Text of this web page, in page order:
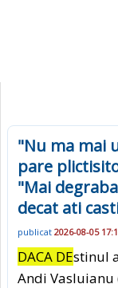
"Nu ma mai
pare
"Mai
decat ati
publicat 2026-08-05
DACA DEstinul
Andi Vasluianu